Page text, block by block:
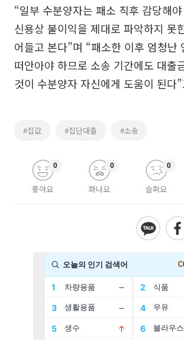
“일부 수분양자는 패소 직후 감당해
신용상 불이익을 제대로 파악하지 못
어들고 본다”며 “패소한 이후 엄청난
떠안아야 하므로 소송 기간에도 대출
것이 수분양자 자신에게 도움이 된다
#집값 #집단대출 #소송
좋아요
0
화나요
0
슬퍼요
0